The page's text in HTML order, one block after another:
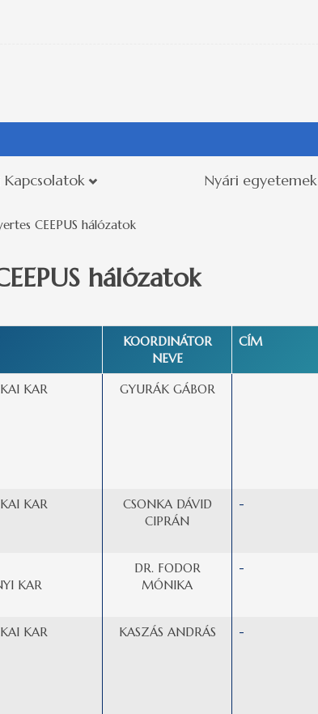
Nyári egyetemek
CEEPUS hálózatok
hálózatok
KOORDINÁTOR
NEVE
CÍM
KAR GYURÁK GÁBOR
KAR
CSONKA DÁVID
CIPRÁN
-
KAR
DR. FODOR
MÓNIKA
-
KAR KASZÁS ANDRÁS -